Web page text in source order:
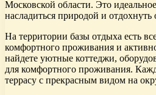
Московской области. Это
насладиться природой и отдохнуть
На территории базы отдыха есть
комфортного проживания и
найдете уютные коттеджи,
для комфортного проживания.
террасу с прекрасным видом на